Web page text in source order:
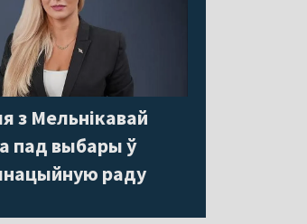
з Мельнікавай
пад выбары ў
раду